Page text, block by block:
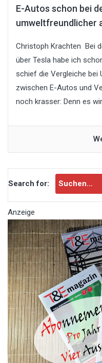
E-Autos schon bei
umweltfreundlicher
Christoph Krachten Bei
über Tesla habe ich
schief die Vergleiche bei
zwischen E-Autos und
noch krasser: Denn es
Search for:
Anzeige